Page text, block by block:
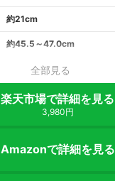
約21cm
約45.5～47.0cm
全部見る
楽天市場で詳細を見る
3,980円
Amazonで詳細を見る